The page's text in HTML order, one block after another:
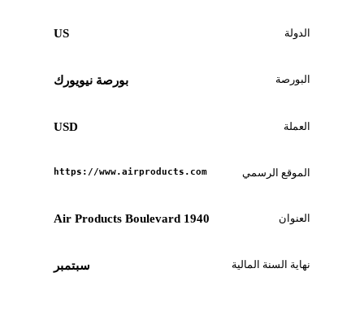
الدولة US
البورصة بورصة نيويورك
العملة USD
الموقع الرسمي https://www.airproducts.com
العنوان 1940 Air Products Boulevard
نهاية السنة المالية سبتمبر